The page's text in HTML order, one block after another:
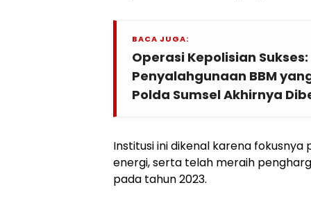
BACA JUGA:
Operasi Kepolisian
Penyalahgunaan BBM
Polda Sumsel Akhirnya
Institusi ini dikenal karena fokusnya
energi, serta telah meraih
pada tahun 2023.